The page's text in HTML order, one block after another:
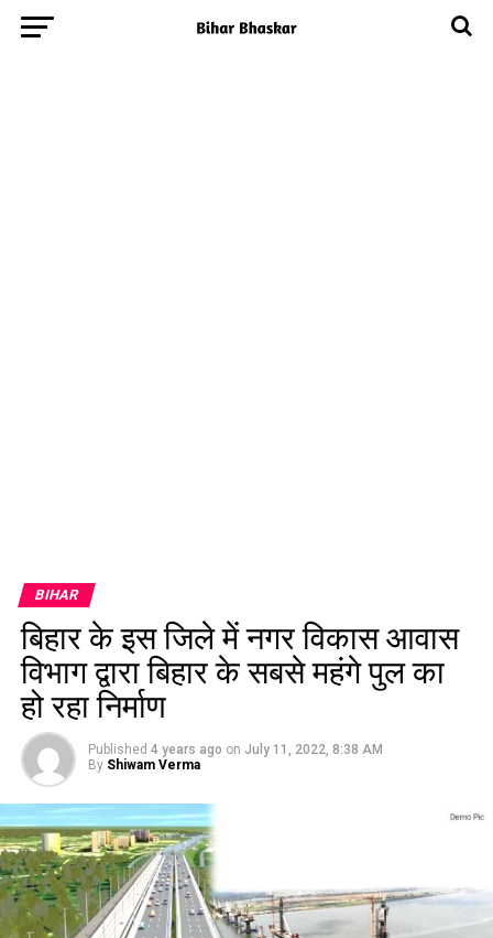
BIHAR
बिहार के इस जिले में नगर विकास आवास
विभाग द्वारा बिहार के सबसे महंगे पुल का
हो रहा निर्माण
Published 4 years ago on July 11, 2022, 8:38 AM
By Shiwam Verma